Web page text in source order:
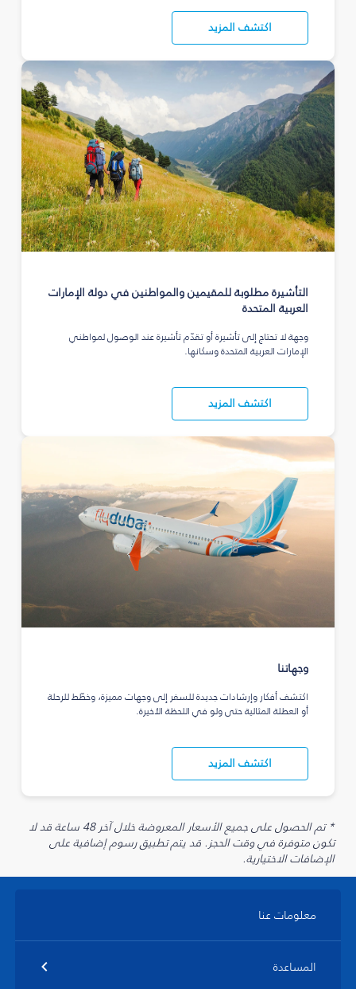
اكتشف المزيد
التأشيرة مطلوبة للمقيمين والمواطنين في دولة الإمارات
العربية المتحدة
وجهة لا تحتاج إلى تأشيرة أو تقدّم تأشيرة عند الوصول لمواطني
الإمارات العربية المتحدة وسكانها.
اكتشف المزيد
وجهاتنا
اكتشف أفكار وإرشادات جديدة للسفر إلى وجهات مميزة، وخطّط للرحلة
أو العطلة المثالية حتى ولو في اللحظة الأخيرة.
اكتشف المزيد
* تم الحصول على جميع الأسعار المعروضة خلال آخر 48 ساعة قد لا
تكون متوفرة في وقت الحجز. قد يتم تطبيق رسوم إضافية على
الإضافات الاختيارية.
معلومات عنا
المساعدة